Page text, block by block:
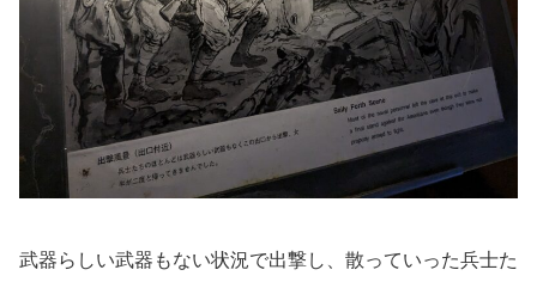
武器らしい武器もない状況で出撃し、散っていった兵士た